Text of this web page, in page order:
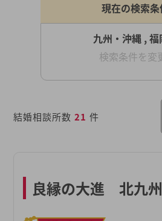
現在の検索
九州・沖縄 , 福
検索条件を変
結婚相談所数 21 件
良縁の大進 北九